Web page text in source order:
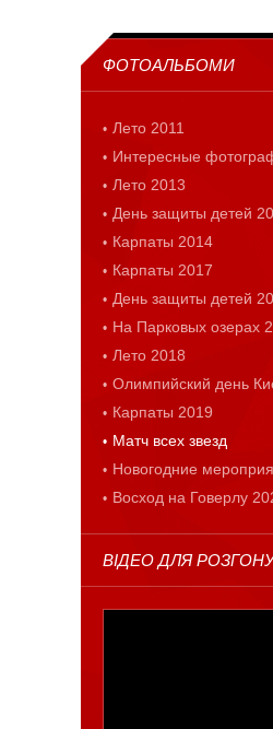
ФОТОАЛЬБОМИ
Лето 2011
Интересные
Лето 2013
День защиты детей
Карпаты 2014
Карпаты 2017
День защиты детей
На Парковых озерах
Лето 2018
Олимпийский день
Карпаты 2019
Матч всех звезд
Новогодние
Восход на Говерлу
ВІДЕО ДЛЯ